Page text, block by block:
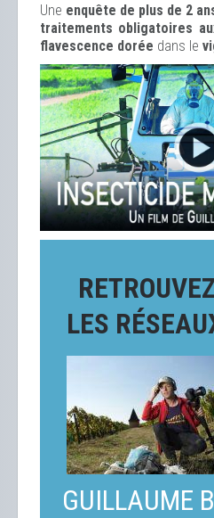
Une enquête de plus de 2
traitements obligatoires
flavescence dorée dans le
LES
GUILLAUME